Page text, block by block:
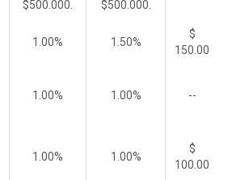
$500.000.
$500.000.
1.00% 1.50%
$
150.00
1.00% 1.00% --
1.00% 1.00%
$
100.00